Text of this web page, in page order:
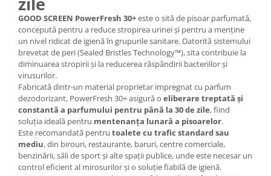
GOOD SCREEN PowerFresh 30+este o sită de pisoar parfumată,
concepută pentru a reduce stropirea urinei și pentru a menține
un nivel ridicat de igienă în grupurile sanitare. Datorită sistemului
brevetat de peri (Sealed Bristles Technology™), sita contribuie la
diminuarea stropirii și la reducerea răspândirii bacteriilor și
virusurilor.
Fabricată dintr-un material proprietar impregnat cu parfum
dezodorizant, PowerFresh 30+ asigură o eliberare treptată și
constantă a parfumului pentru până la 30 de zile, fiind
soluția ideală pentru mentenanța lunară a pisoarelor.
Este recomandată pentru toalete cu trafic standard sau
mediu, din birouri, restaurante, baruri, centre comerciale,
benzinării, săli de sport și alte spații publice, unde este necesar un
control eficient al mirosurilor și o soluție fiabilă de igienă.